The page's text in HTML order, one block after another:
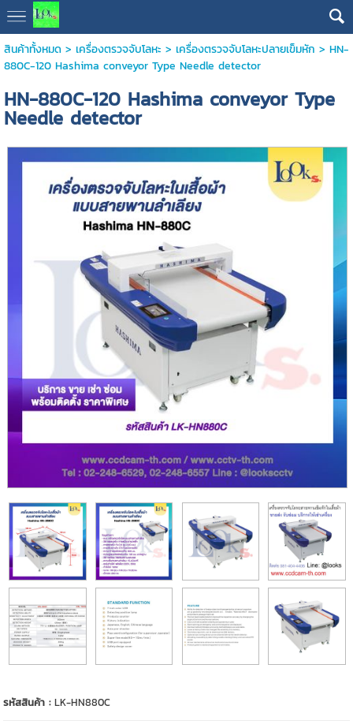
สินค้าทั้งหมด> เครื่องตรวจจับโลหะ > เครื่องตรวจจับโลหะปลายเข็มหัก > HN-
880C-120 Hashima conveyor Type Needle detector
HN-880C-120 Hashima conveyor Type
Needle detector
รหัสสินค้า :LK-HN880C